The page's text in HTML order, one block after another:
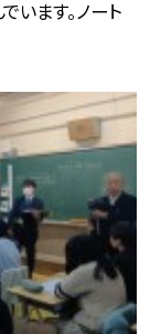
います。ノート